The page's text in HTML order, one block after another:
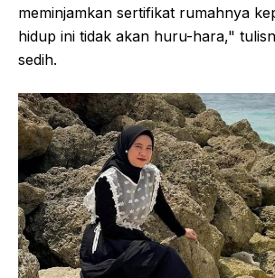
meminjamkan sertifikat rumahnya
hidup ini tidak akan huru-hara,"
sedih.